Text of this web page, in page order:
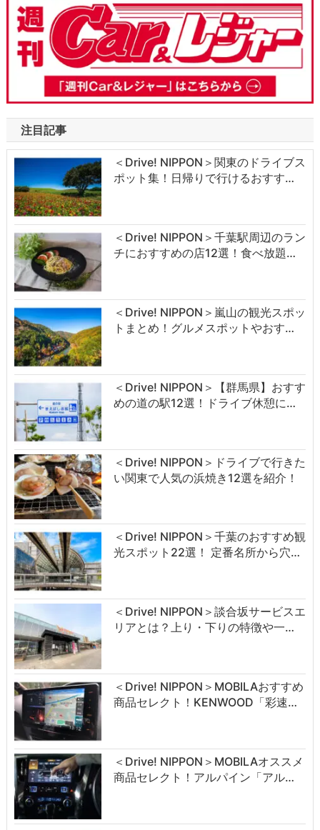
注目記事
＜Drive! NIPPON＞関東のドライブス
ポット集！日帰りで行けるおすす…
＜Drive! NIPPON＞千葉駅周辺のラン
チにおすすめの店12選！食べ放題…
＜Drive! NIPPON＞嵐山の観光スポッ
トまとめ！グルメスポットやおす…
＜Drive! NIPPON＞【群馬県】おすす
めの道の駅12選！ドライブ休憩に…
＜Drive! NIPPON＞ドライブで行きた
い関東で人気の浜焼き12選を紹介！
＜Drive! NIPPON＞千葉のおすすめ観
光スポット22選！ 定番名所から穴…
＜Drive! NIPPON＞談合坂サービスエ
リアとは？上り・下りの特徴や一…
＜Drive! NIPPON＞MOBILAおすすめ
商品セレクト！KENWOOD「彩速…
＜Drive! NIPPON＞MOBILAオススメ
商品セレクト！アルパイン「アル…